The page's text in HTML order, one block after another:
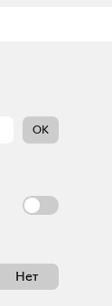
OK
Нет